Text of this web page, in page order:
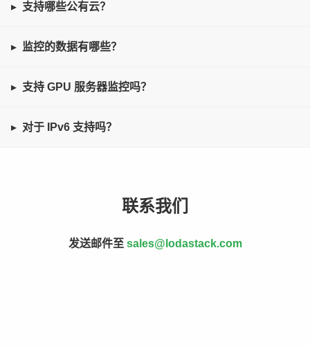
支持哪些公有云？
监控的数据有哪些？
支持 GPU 服务器监控吗？
对于 IPv6 支持吗？
联系我们
发送邮件至 sales@lodastack.com